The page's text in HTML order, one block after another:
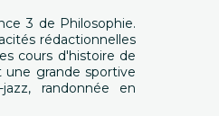
3 de Philosophie.
rédactionnelles
cours d'histoire de
une grande sportive
randonnée en